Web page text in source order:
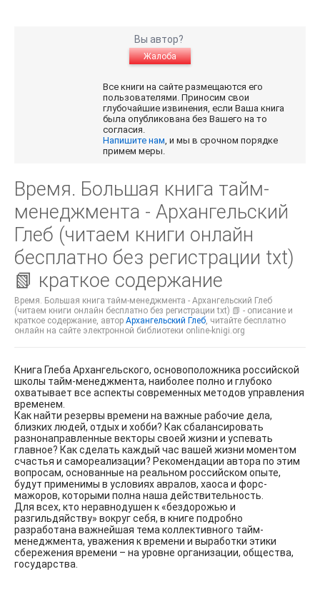
Вы автор?
Жалоба
Все книги на сайте размещаются его
пользователями. Приносим свои
глубочайшие извинения, если Ваша книга
была опубликована без Вашего на то
согласия.
Напишите нам , и мы в срочном порядке
примем меры.
Время. Большая книга тайм-
менеджмента - Архангельский
Глеб (читаем книги онлайн
бесплатно без регистрации txt)
📗 краткое содержание
Время. Большая книга тайм-менеджмента - Архангельский Глеб
(читаем книги онлайн бесплатно без регистрации txt) 📗 - описание и
краткое содержание, автор Архангельский Глеб , читайте бесплатно
онлайн на сайте электронной библиотеки online-knigi.org
Книга Глеба Архангельского, основоположника российской
школы тайм-менеджмента, наиболее полно и глубоко
охватывает все аспекты современных методов управления
временем.
Как найти резервы времени на важные рабочие дела,
близких людей, отдых и хобби? Как сбалансировать
разнонаправленные векторы своей жизни и успевать
главное? Как сделать каждый час вашей жизни моментом
счастья и самореализации? Рекомендации автора по этим
вопросам, основанные на реальном российском опыте,
будут применимы в условиях авралов, хаоса и форс-
мажоров, которыми полна наша действительность.
Для всех, кто неравнодушен к «бездорожью и
разгильдяйству» вокруг себя, в книге подробно
разработана важнейшая тема коллективного тайм-
менеджмента, уважения к времени и выработки этики
сбережения времени – на уровне организации, общества,
государства.